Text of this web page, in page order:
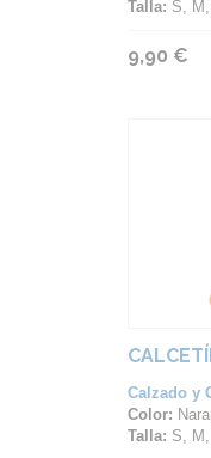
Talla: S,
9,90 €
Calzado y
Color:
Talla: S,